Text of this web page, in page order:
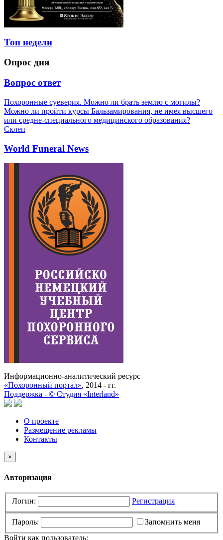
Топ недели
Опрос дня
Вопрос ответ
Похоронные суеверия. Можно ли брать землю с могилы?
Можно ли пройти курсы Бальзамирования, не имея высшего
или средне-специального медицинского образования?
Склеп
World Funeral News
Информационно-аналитический ресурс
«Похоронный портал», 2014 - гг.
Поддержка - © Cтудия «Interland»
О проекте
Размещение рекламы
Контакты
×
Авторизация
Логин: Регистрация
Пароль:
Запомнить меня
Войти как пользователь: